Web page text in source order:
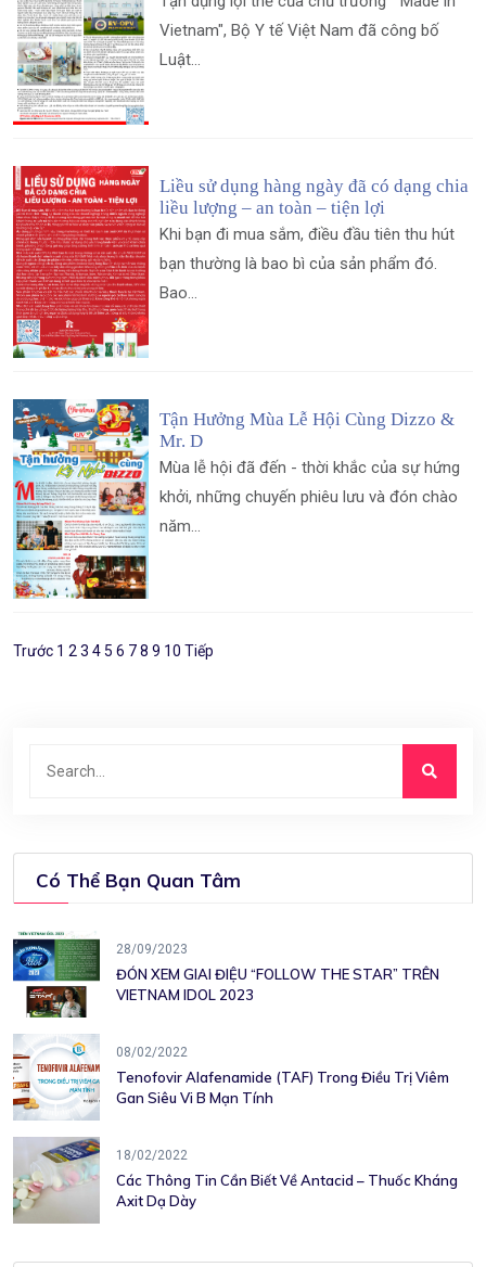
Vietnam", Bộ Y tế Việt Nam đã công bố
Luật...
Liều sử dụng hàng ngày đã có dạng chia
liều lượng – an toàn – tiện lợi
Khi bạn đi mua sắm, điều đầu tiên thu hút
bạn thường là bao bì của sản phẩm đó.
Bao...
Tận Hưởng Mùa Lễ Hội Cùng Dizzo &
Mr. D
Mùa lễ hội đã đến - thời khắc của sự hứng
khởi, những chuyến phiêu lưu và đón chào
năm...
Trước 1 23 45 6 78 9 10 Tiếp
Có Thể Bạn Quan Tâm
28/09/2023
ĐÓN XEM GIAI ĐIỆU “FOLLOW THE STAR” TRÊN
VIETNAM IDOL 2023
08/02/2022
Tenofovir Alafenamide (TAF) Trong Điều Trị Viêm
Gan Siêu Vi B Mạn Tính
18/02/2022
Các Thông Tin Cần Biết Về Antacid – Thuốc Kháng
Axit Dạ Dày